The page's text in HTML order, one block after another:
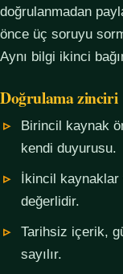
doğrulanmadan
önce üç soruyu
Aynı bilgi ikinci
Doğrulama zinciri
Birincil kaynak
kendi duyurusu.
İkincil kaynaklar
değerlidir.
Tarihsiz içerik,
sayılır.